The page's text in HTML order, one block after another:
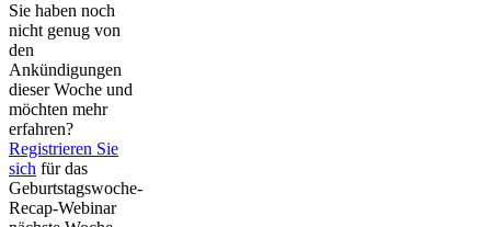
Sie haben noch
nicht genug von
den
Ankündigungen
dieser Woche und
möchten mehr
erfahren?
Registrieren Sie
sich für das
Geburtstagswoche-
Recap-Webinar